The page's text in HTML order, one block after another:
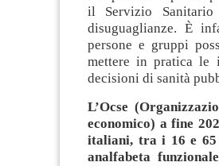
il Servizio Sanitario
disuguaglianze. È
persone e gruppi
mettere in pratica le
decisioni di sanità
L’Ocse
economico) a fine
italiani, tra i 16 e 65
analfabeta